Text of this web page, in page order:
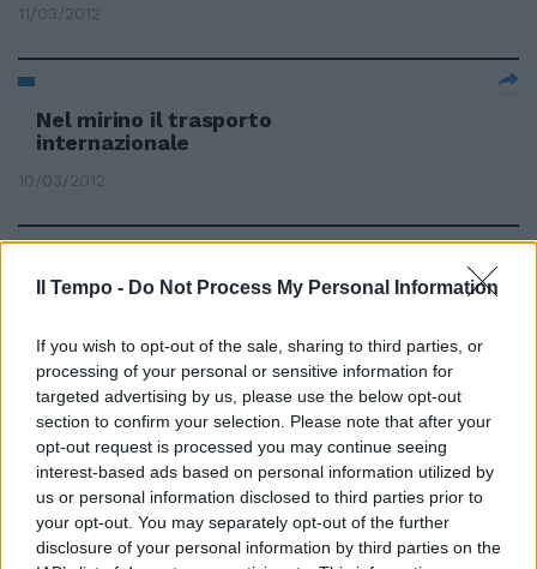
Il Tempo - Do Not Process My Personal Information
If you wish to opt-out of the sale, sharing to third parties, or
processing of your personal or sensitive information for
targeted advertising by us, please use the below opt-out
section to confirm your selection. Please note that after your
opt-out request is processed you may continue seeing
interest-based ads based on personal information utilized by
us or personal information disclosed to third parties prior to
your opt-out. You may separately opt-out of the further
disclosure of your personal information by third parties on the
11/03/2012
Nel mirino il trasporto
internazionale
10/03/2012
Gli ambientalisti difendono la
29/02/2012
I romani bocciano le istituzioni e
promuovono il trasporto
pubblico
12/02/2012